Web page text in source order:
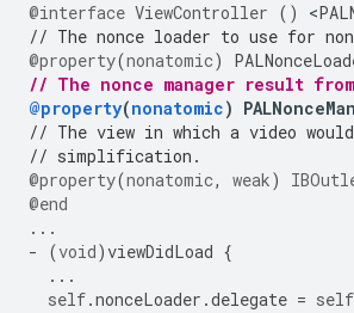
@interface ViewController () <
// The nonce loader to use for
@property(nonatomic)
// The nonce manager result
@property(nonatomic)
// The view in which a video
// simplification.
@property(nonatomic, weak)
@end
...
-
(void)viewDidLoad {
...
self.nonceLoader .delegate = self